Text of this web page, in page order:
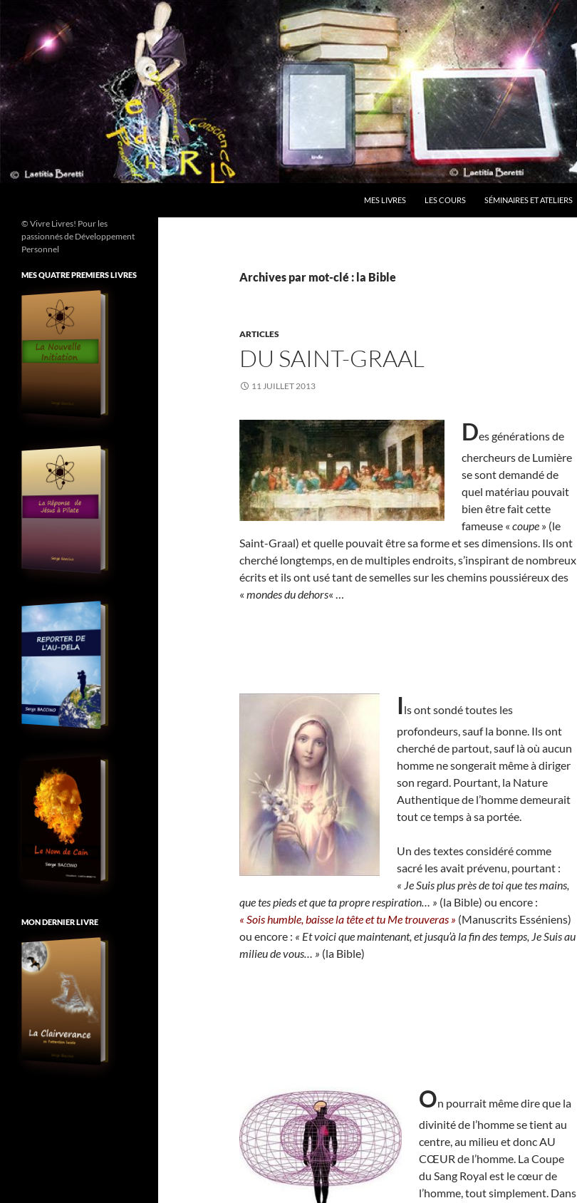
contenu
MES LIVRES LES COURS SÉMINAIRES ET ATELIERS
Archives par mot-clé : la Bible
ARTICLES
DU SAINT-GRAAL
11 JUILLET 2013
Des générations de
chercheurs de Lumière
se sont demandé de
quel matériau pouvait
bien être fait cette
fameuse « coupe » (le
Saint-Graal) et quelle pouvait être sa forme et ses dimensions. Ils ont
cherché longtemps, en de multiples endroits, s’inspirant de nombreux
écrits et ils ont usé tant de semelles sur les chemins poussiéreux des
« mondes du dehors« …
Ils ont sondé toutes les
profondeurs, sauf la bonne. Ils ont
cherché de partout, sauf là où aucun
homme ne songerait même à diriger
son regard. Pourtant, la Nature
Authentique de l’homme demeurait
tout ce temps à sa portée.
Un des textes considéré comme
sacré les avait prévenu, pourtant :
« Je Suis plus près de toi que tes mains,
que tes pieds et que ta propre respiration… » (la Bible) ou encore :
« Sois humble, baisse la tête et tu Me trouveras » (Manuscrits Esséniens)
ou encore : « Et voici que maintenant, et jusqu’à la fin des temps, Je Suis au
milieu de vous… » (la Bible)
On pourrait même dire que la
divinité de l’homme se tient au
centre, au milieu et donc AU
CŒUR de l’homme. La Coupe
du Sang Royal est le cœur de
l’homme, tout simplement. Dans
© Vivre Livres! Pour les
passionnés de Développement
Personnel
MES QUATRE PREMIERS LIVRES
MON DERNIER LIVRE